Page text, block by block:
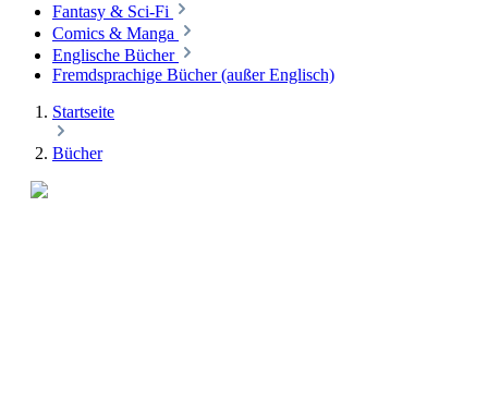
Fantasy & Sci-Fi
Comics & Manga
Englische Bücher
Fremdsprachige Bücher (außer Englisch)
Startseite
Bücher